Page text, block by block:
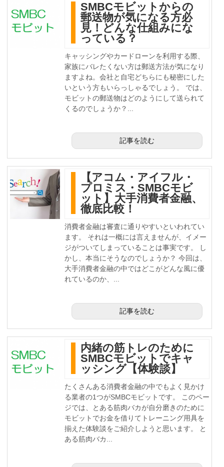
SMBCモビットからの
郵送物が気になる方必
見！どんな仕組みにな
っている？
キャッシングやカードローンを利用する際、
家族にバレたくない方は郵送方法が気になり
ますよね。会社と自宅どちらにも秘密にした
いという方もいらっしゃるでしょう。 では、
モビットの郵送物はどのようにして送られて
くるのでしょうか？...
記事を読む
【アコム・アイフル・
プロミス・SMBCモビ
ット】大手消費者金融、
徹底比較！
消費者金融は審査に通りやすいといわれてい
ます。 それは一概には言えませんが、イメー
ジがついてしまっていることは事実です。 し
かし、本当にそうなのでしょうか？ 今回は、
大手消費者金融の中ではどこがどんな風に優
れているのか、...
記事を読む
内緒の筋トレのために
SMBCモビットでキャ
ッシング【体験談】
たくさんある消費者金融の中でもよく見かけ
る業者の1つがSMBCモビットです。 このペー
ジでは、とある筋肉バカが自分磨きのために
モビットでお金を借りてトレーニング用具を
揃えた体験談をご紹介しようと思います。 と
ある筋肉バカ...